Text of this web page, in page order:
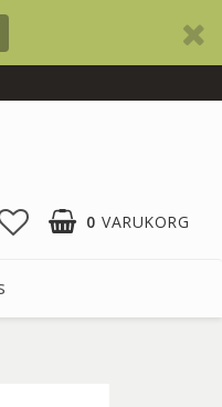
0 VARUKORG